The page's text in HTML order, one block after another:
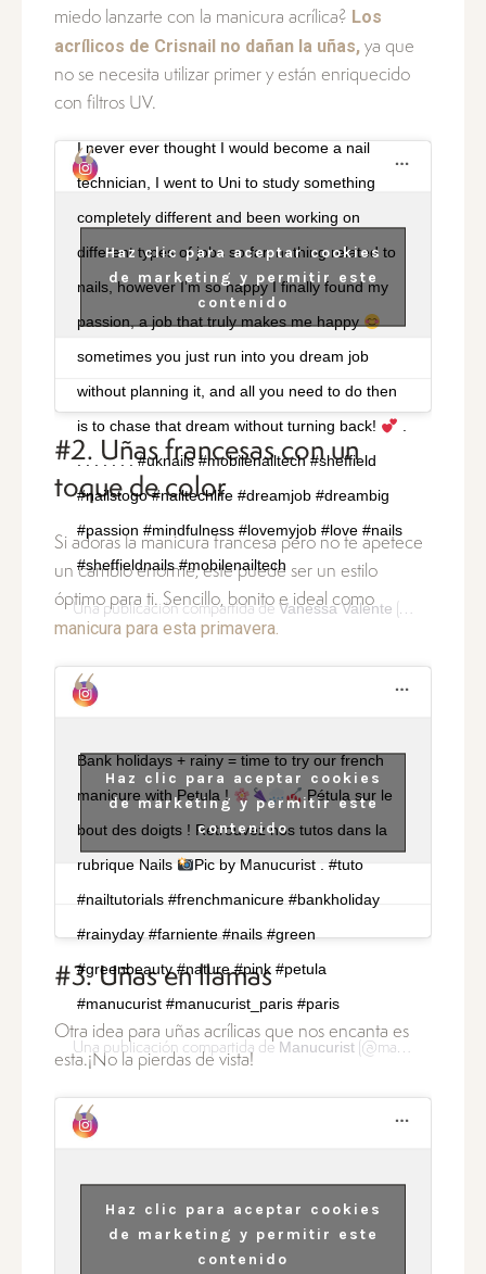
miedo lanzarte con la manicura acrílica? Los
acrílicos de Crisnail no dañan la uñas, ya que
no se necesita utilizar primer y están enriquecido
con filtros UV.
I never ever thought I would become a nail
technician, I went to Uni to study something
completely different and been working on
different types of jobs so far, nothing related to
nails, however I’m so happy I finally found my
passion, a job that truly makes me happy
sometimes you just run into you dream job
without planning it, and all you need to do then
is to chase that dream without turning back!
.
. . . . . . . #uknails #mobilenailtech #sheffield
#nailstogo #nailtechlife #dreamjob #dreambig
#passion #mindfulness #lovemyjob #love #nails
#sheffieldnails #mobilenailtech
Una publicación compartida de Vanessa Valente
Haz clic para aceptar cookies
de marketing y permitir este
contenido
#2. Uñas francesas con un
toque de color
Si adoras la manicura francesa pero no te apetece
un cambio enorme, este puede ser un estilo
óptimo para ti. Sencillo, bonito e ideal como
manicura para esta primavera.
Bank holidays + rainy = time to try our french
manicure with Petula !
Pétula sur le
bout des doigts ! Retrouvez nos tutos dans la
rubrique Nails
Pic by Manucurist . #tuto
#nailtutorials #frenchmanicure #bankholiday
#rainyday #farniente #nails #green
#greenbeauty #nature #pink #petula
#manucurist #manucurist_paris #paris
Una publicación compartida de Manucurist (@manucurist) el
Haz clic para aceptar cookies
de marketing y permitir este
contenido
#3. Uñas en llamas
Otra idea para uñas acrílicas que nos encanta es
esta.¡No la pierdas de vista!
Haz clic para aceptar cookies
de marketing y permitir este
contenido